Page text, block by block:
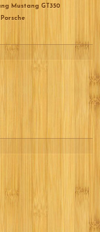
Mustang GT350